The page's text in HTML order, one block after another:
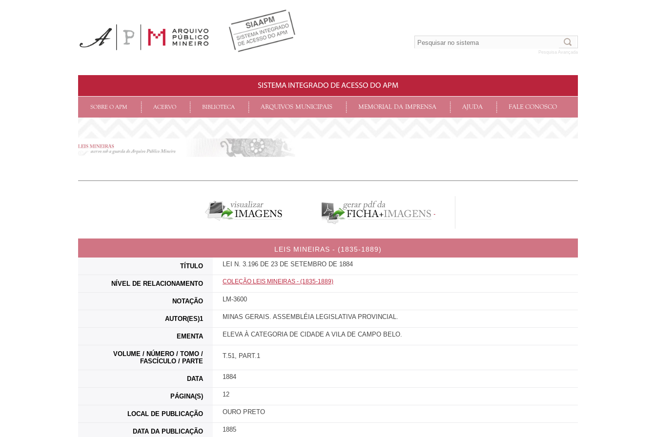
Pesquisa Avançada
SISTEMA INTEGRADO DE ACESSO DO APM
SOBRE O APM ACERVO BIBLIOTECA ARQUIVOS MUNICIPAIS MEMORIAL DA IMPRENSA AJUDA FALE CONOSCO
LEIS MINEIRAS - (1835-1889)
TÍTULO LEI N. 3.196 DE 23 DE SETEMBRO DE 1884
NÍVEL DE RELACIONAMENTO COLEÇÃO LEIS MINEIRAS - (1835-1889)
NOTAÇÃO LM-3600
AUTOR(ES)1 MINAS GERAIS. ASSEMBLÉIA LEGISLATIVA PROVINCIAL.
EMENTA ELEVA À CATEGORIA DE CIDADE A VILA DE CAMPO BELO.
VOLUME / NÚMERO / TOMO /
FASCÍCULO / PARTE
T.51, PART.1
DATA 1884
PÁGINA(S) 12
LOCAL DE PUBLICAÇÃO OURO PRETO
DATA DA PUBLICAÇÃO 1885